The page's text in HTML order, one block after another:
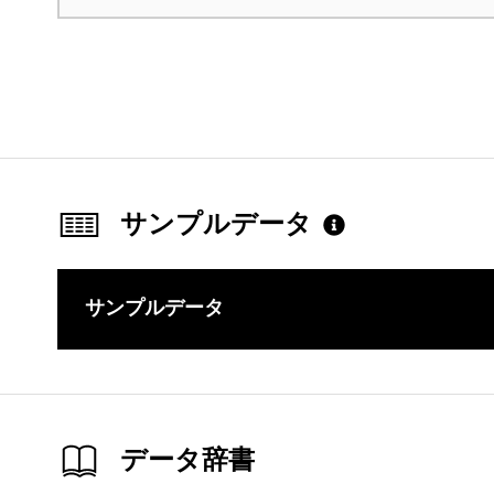
サンプルデータ
サンプルデータ
データ辞書